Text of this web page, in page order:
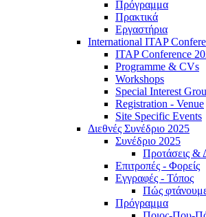
Πρόγραμμα
Πρακτικά
Εργαστήρια
International ITAP
ITAP Conference
Programme & CVs
Workshops
Special Interest
Registration - Venue
Site Specific Events
Διεθνές Συνέδριο 2025
Συνέδριο 2025
Προτάσεις &
Επιτροπές - Φορείς
Εγγραφές - Τόπος
Πώς
Πρόγραμμα